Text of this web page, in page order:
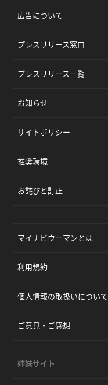
広告について
プレスリリース窓口
プレスリリース一覧
お知らせ
サイトポリシー
推奨環境
お詫びと訂正
マイナビウーマンとは
利用規約
個人情報の取扱いについて
ご意見・ご感想
姉妹サイト